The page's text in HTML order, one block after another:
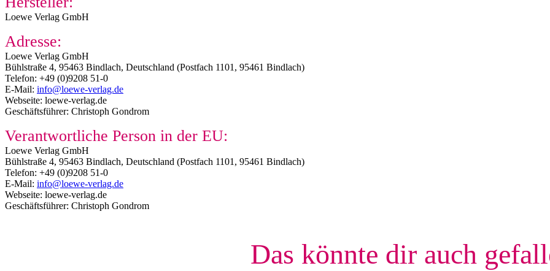
Loewe Verlag GmbH
Adresse:
Loewe Verlag GmbH
Bühlstraße 4, 95463 Bindlach, Deutschland (Postfach 1101, 95461 Bindlach)
Telefon: +49 (0)9208 51-0
E-Mail: info@loewe-verlag.de
Webseite: loewe-verlag.de
Geschäftsführer: Christoph Gondrom
Verantwortliche Person in der EU:
Loewe Verlag GmbH
Bühlstraße 4, 95463 Bindlach, Deutschland (Postfach 1101, 95461 Bindlach)
Telefon: +49 (0)9208 51-0
E-Mail: info@loewe-verlag.de
Webseite: loewe-verlag.de
Geschäftsführer: Christoph Gondrom
Das könnte dir auch